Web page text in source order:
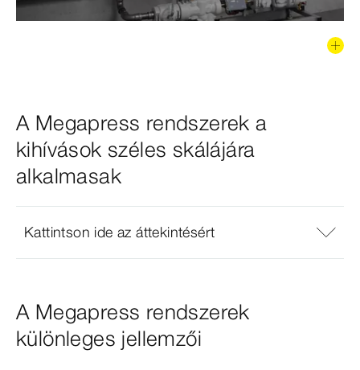
A Megapress rendszerek a
kihívások széles skálájára
alkalmasak
Kattintson ide az áttekintésért
A Megapress rendszerek
különleges jellemzői